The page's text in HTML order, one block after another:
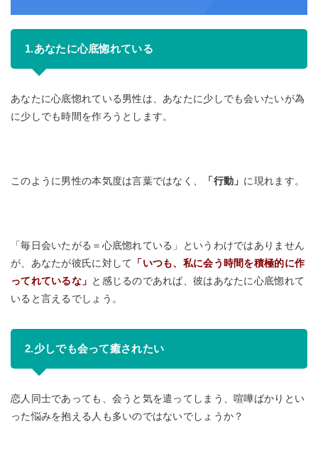
1.あなたに心底惚れている
あなたに心底惚れている男性は、あなたに少しでも会いたいが為
に少しでも時間を作ろうとします。
このように男性の本気度は言葉ではなく、 「行動」 に現れます。
「毎日会いたがる＝心底惚れている」というわけではありません
が、あなたが彼氏に対して 「いつも、私に会う時間を積極的に作
ってれているな」 と感じるのであれば、彼はあなたに心底惚れて
いると言えるでしょう。
2.少しでも会って癒されたい
恋人同士であっても、会うと気を遣ってしまう、喧嘩ばかりとい
った悩みを抱える人も多いのではないでしょうか？